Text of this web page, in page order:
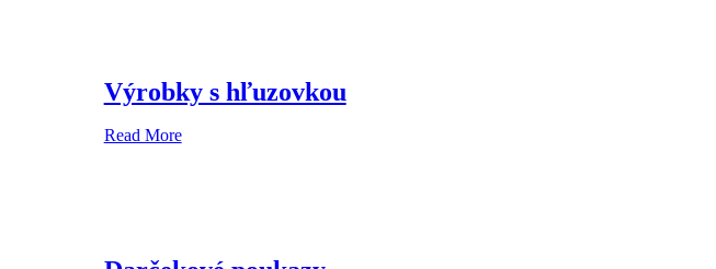
Výrobky s hľuzovkou
Read More